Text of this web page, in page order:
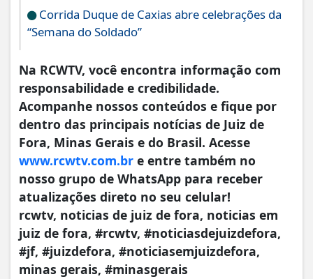
Corrida Duque de Caxias abre celebrações da
“Semana do Soldado”
Na RCWTV, você encontra informação com
responsabilidade e credibilidade.
Acompanhe nossos conteúdos e fique por
dentro das principais notícias de Juiz de
Fora, Minas Gerais e do Brasil. Acesse
www.rcwtv.com.br e entre também no
nosso grupo de WhatsApp para receber
atualizações direto no seu celular!
rcwtv, noticias de juiz de fora, noticias em
juiz de fora, #rcwtv, #noticiasdejuizdefora,
#jf, #juizdefora, #noticiasemjuizdefora,
minas gerais, #minasgerais